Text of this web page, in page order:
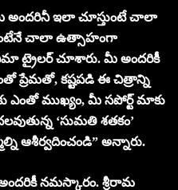
ఇలా చూస్తుంటే చాలా
చాలా ఉత్సాహంగా
ట్రైలర్ చూశారు. మీ అందరికీ
ప్రేమతో, కష్టపడి ఈ చిత్రాన్ని
ముఖ్యం, మీ సపోర్ట్ మాకు
‘సుమతి శతకం’
ఆశీర్వదించండి” అన్నారు.
నమస్కారం. శ్రీరామ